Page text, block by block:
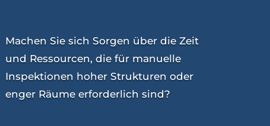
Machen Sie sich Sorgen über die Zeit
und Ressourcen, die für manuelle
Inspektionen hoher Strukturen oder
enger Räume erforderlich sind?